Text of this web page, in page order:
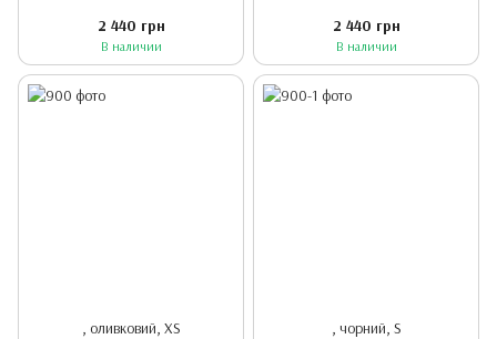
2 440 грн
В наличии
2 440 грн
В наличии
, оливковий, XS , чорний, S